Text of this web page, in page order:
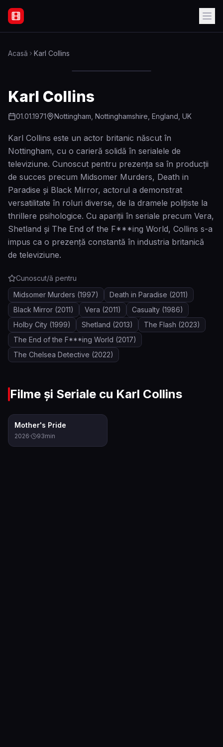
Filme Online Subtitrate - Acasă
Acasă Karl Collins
Karl Collins
01.01.1971 Nottingham, Nottinghamshire, England, UK
Karl Collins este un actor britanic născut în
Nottingham, cu o carieră solidă în serialele de
televiziune. Cunoscut pentru prezenţa sa în producţii
de succes precum Midsomer Murders, Death in
Paradise şi Black Mirror, actorul a demonstrat
versatilitate în roluri diverse, de la dramele poliţiste la
thrillere psihologice. Cu apariţii în seriale precum Vera,
Shetland şi The End of the F***ing World, Collins s-a
impus ca o prezenţă constantă în industria britanică
de televiziune.
Cunoscut/ă pentru
Midsomer Murders (1997) Death in Paradise (2011)
Black Mirror (2011) Vera (2011) Casualty (1986)
Holby City (1999) Shetland (2013) The Flash (2023)
The End of the F***ing World (2017)
The Chelsea Detective (2022)
Filme și Seriale cu Karl Collins
Mother's Pride
2026· 93min